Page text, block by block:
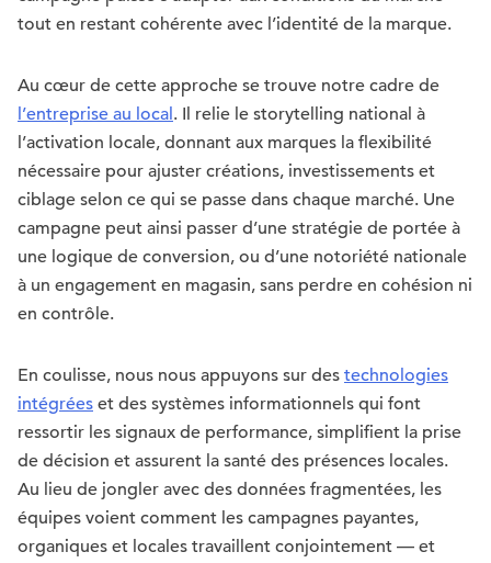
tout en restant cohérente avec l’identité de la marque.
Au cœur de cette approche se trouve notre cadre de
l’entreprise au local. Il relie le storytelling national à
l’activation locale, donnant aux marques la flexibilité
nécessaire pour ajuster créations, investissements et
ciblage selon ce qui se passe dans chaque marché. Une
campagne peut ainsi passer d’une stratégie de portée à
une logique de conversion, ou d’une notoriété nationale
à un engagement en magasin, sans perdre en cohésion ni
en contrôle.
En coulisse, nous nous appuyons sur des technologies
intégrées et des systèmes informationnels qui font
ressortir les signaux de performance, simplifient la prise
de décision et assurent la santé des présences locales.
Au lieu de jongler avec des données fragmentées, les
équipes voient comment les campagnes payantes,
organiques et locales travaillent conjointement — et